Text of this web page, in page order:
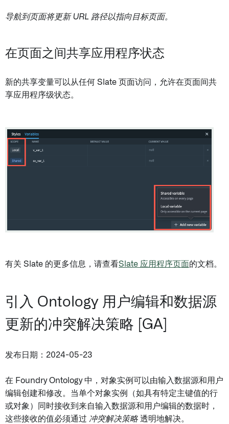
导航到页面将更新 URL 路径以指向目标页面。
在页面之间共享应用程序状态
新的共享变量可以从任何 Slate 页面访问，允许在页面间共
享应用程序级状态。
有关 Slate 的更多信息，请查看Slate 应用程序页面的文档。
引入 Ontology 用户编辑和数据源
更新的冲突解决策略 [GA]
发布日期：2024-05-23
在 Foundry Ontology 中，对象实例可以由输入数据源和用户
编辑创建和修改。当单个对象实例（如具有特定主键值的行
或对象）同时接收到来自输入数据源和用户编辑的数据时，
这些接收的值必须通过 冲突解决策略 透明地解决。